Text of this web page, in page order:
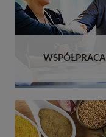
WSPÓŁPRACA